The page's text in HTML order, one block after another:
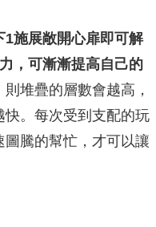
1施展敞開心扉即可解
，可漸漸提高自己的
則堆疊的層數會越高，
。每次受到支配的玩
騰的幫忙，才可以讓